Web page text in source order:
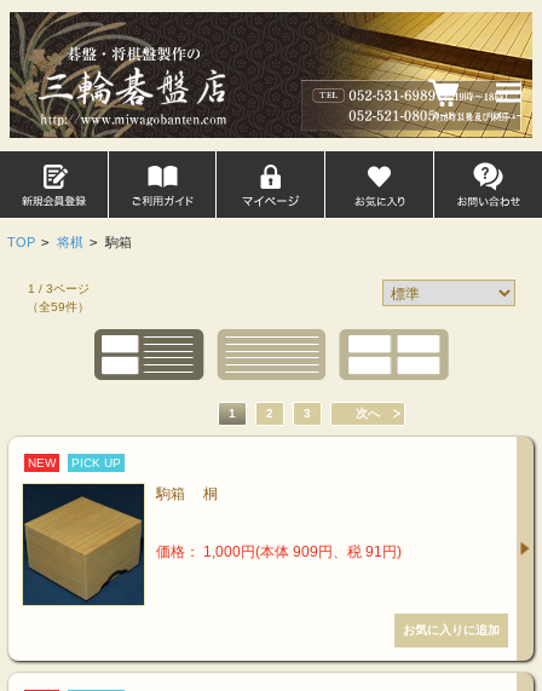
TOP > 将棋 > 駒箱
1 / 3ページ
（全59件）
1 2 3 次へ
NEW PICK UP
駒箱 桐
価格： 1,000円(本体 909円、税 91円)